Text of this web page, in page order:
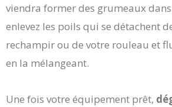
viendra former des grumeaux
enlevez les poils qui se détachent
rechampir ou de votre rouleau et
en la mélangeant.
Une fois votre équipement prêt,